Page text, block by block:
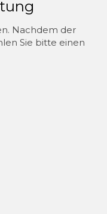
Nachdem der
Sie bitte einen